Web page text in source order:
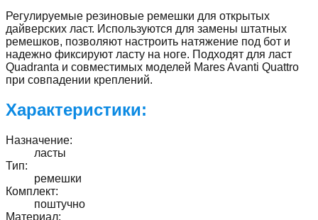
Регулируемые резиновые ремешки для открытых
дайверских ласт. Используются для замены штатных
ремешков, позволяют настроить натяжение под бот и
надежно фиксируют ласту на ноге. Подходят для ласт
Quadranta и совместимых моделей Mares Avanti Quattro
при совпадении креплений.
Характеристики:
Назначение:
ласты
Тип:
ремешки
Комплект:
поштучно
Материал: